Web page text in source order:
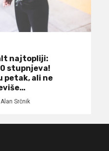
najtopliji:
stupnjeva!
petak, ali ne
Alan Srčnik